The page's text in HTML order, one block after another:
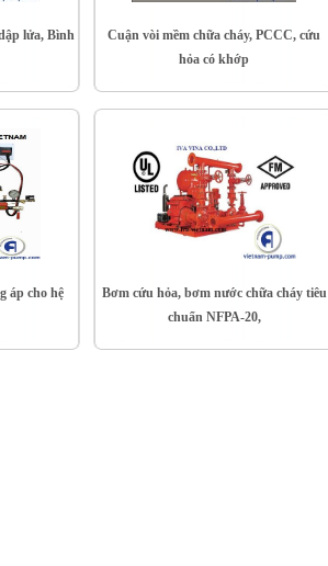
lửa, Bình
Cuận vòi mềm chữa cháy, PCCC, cứu
hỏa có khớp
áp cho hệ
Bơm cứu hỏa, bơm nước chữa cháy tiêu
chuẩn NFPA-20,